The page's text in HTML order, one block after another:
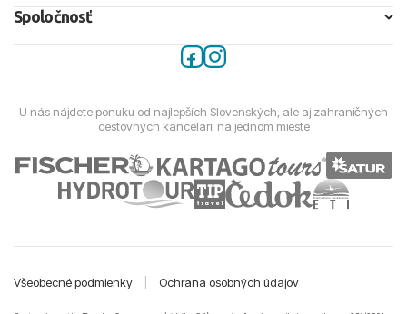
Spoločnosť
U nás nájdete ponuku od najlepších Slovenských, ale aj zahraničných
cestovných kancelárií na jednom mieste
Všeobecné podmienky Ochrana osobných údajov